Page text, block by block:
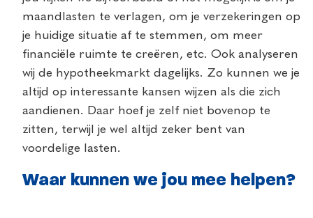
maandlasten te verlagen, om je verzekeringen op
je huidige situatie af te stemmen, om meer
financiële ruimte te creëren, etc. Ook analyseren
wij de hypotheekmarkt dagelijks. Zo kunnen we je
altijd op interessante kansen wijzen als die zich
aandienen. Daar hoef je zelf niet bovenop te
zitten, terwijl je wel altijd zeker bent van
voordelige lasten.
Waar kunnen we jou mee helpen?